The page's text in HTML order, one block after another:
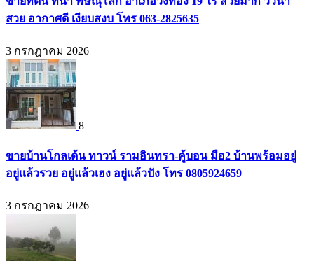
สวย อากาศดี เงียบสงบ โทร 063-2825635
3 กรกฎาคม 2026
8
ขายบ้านโกลเด้น ทาวน์ รามอินทรา-คู้บอน มือ2 บ้านพร้อมอยู่
อยู่แล้วรวย อยู่แล้วเฮง อยู่แล้วปัง โทร 0805924659
3 กรกฎาคม 2026